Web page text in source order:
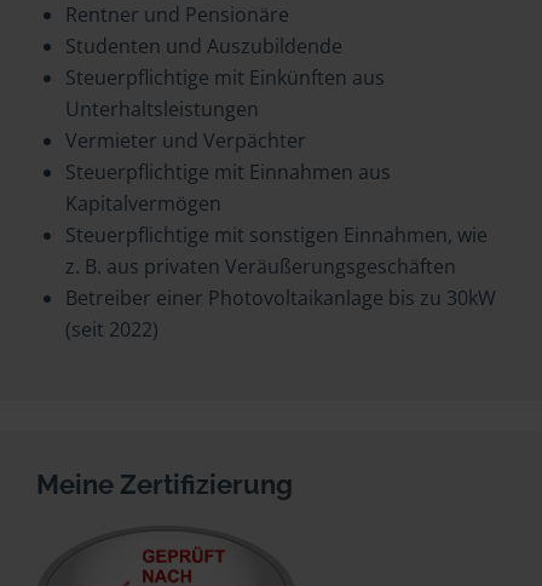
Rentner und Pensionäre
Studenten und Auszubildende
Steuerpflichtige mit Einkünften aus
Unterhaltsleistungen
Vermieter und Verpächter
Steuerpflichtige mit Einnahmen aus
Kapitalvermögen
Steuerpflichtige mit sonstigen Einnahmen, wie
z. B. aus privaten Veräußerungsgeschäften
Betreiber einer Photovoltaikanlage bis zu 30kW
(seit 2022)
Meine Zertifizierung